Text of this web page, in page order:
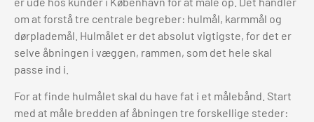
om at forstå tre centrale begreber: hulmål, karmmål og
dørplademål. Hulmålet er det absolut vigtigste, for det er
selve åbningen i væggen, rammen, som det hele skal
passe ind i.
For at finde hulmålet skal du have fat i et målebånd. Start
med at måle bredden af åbningen tre forskellige steder: